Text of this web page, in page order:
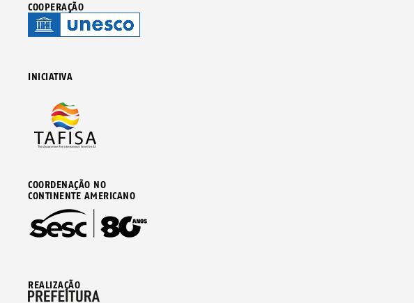
COOPERAÇÃO
INICIATIVA
COORDENAÇÃO NO
CONTINENTE AMERICANO
REALIZAÇÃO